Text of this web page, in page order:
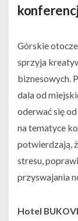
Górskie
sprzyja
biznesowych.
dala od
oderwać się
na tematyce
potwierdzają,
stresu,
przyswajania
Hotel